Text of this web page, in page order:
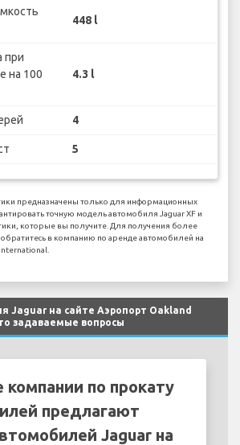
448 l
при
на 100
4.3 l
4
5
предназначены только для информационных
точную модель автомобиля Jaguar XF и
которые вы получите. Для получения более
в компанию по аренде автомобилей на
Jaguar на сайте Аэропорт Oakland
задаваемые вопросы
компании по прокату
предлагают
Jaguar на